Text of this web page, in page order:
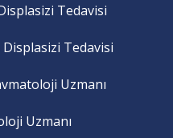
Tedavisi
Tedavisi
Uzmanı
Uzmanı